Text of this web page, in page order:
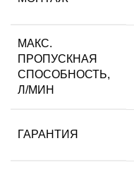
МАКС.
ПРОПУСКНАЯ
СПОСОБНОСТЬ,
Л/МИН
ГАРАНТИЯ